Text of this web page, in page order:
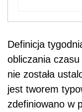
Definicja
obliczania
nie została
jest tworem
zdefiniowano w